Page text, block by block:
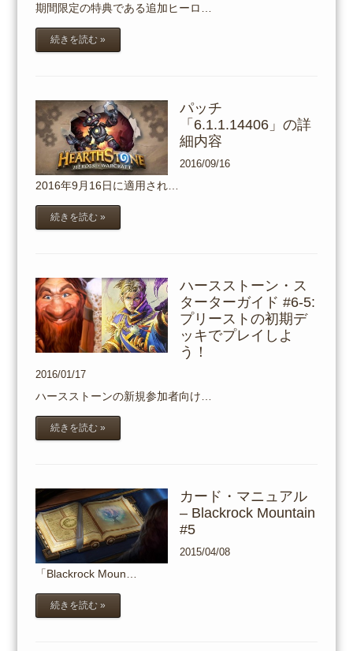
期間限定の特典である追加ヒーロ…
続きを読む »
パッチ
「6.1.1.14406」の詳
細内容
2016/09/16
2016年9月16日に適用され…
続きを読む »
ハースストーン・ス
ターターガイド #6-5:
プリーストの初期デ
ッキでプレイしよ
う！
2016/01/17
ハースストーンの新規参加者向け…
続きを読む »
カード・マニュアル
– Blackrock Mountain
#5
2015/04/08
「Blackrock Moun…
続きを読む »